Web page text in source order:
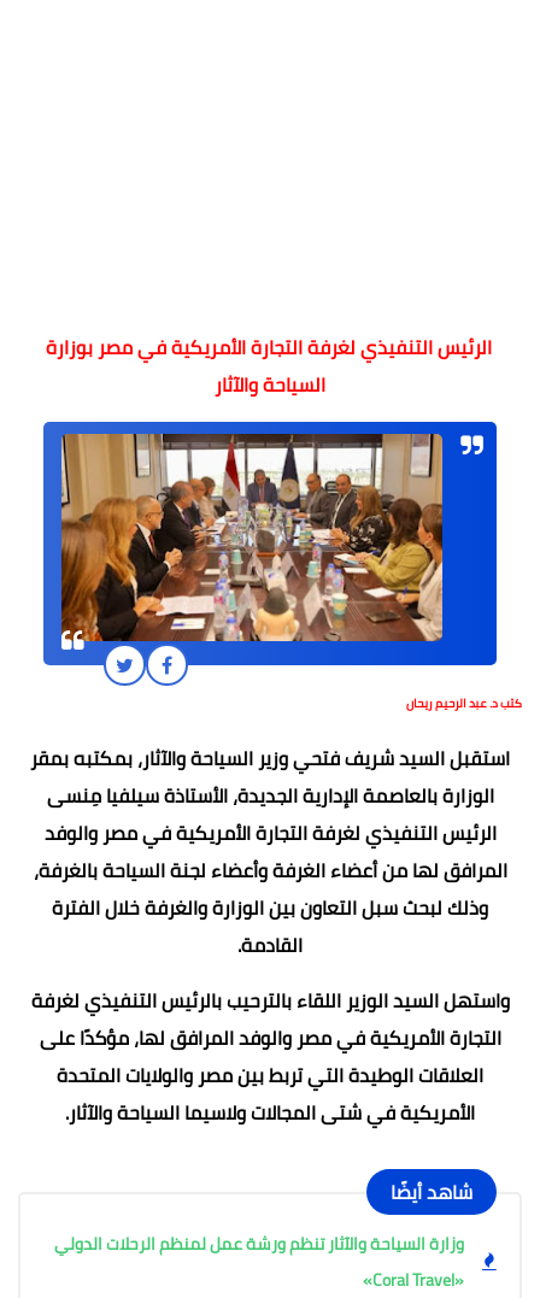
الرئيس التنفيذي لغرفة التجارة الأمريكية في مصر بوزارة
السياحة والآثار
كتب د. عبد الرحيم ريحان
استقبل السيد شريف فتحي وزير السياحة والآثار، بمكتبه بمقر
الوزارة بالعاصمة الإدارية الجديدة، الأستاذة سيلفيا مِنسى
الرئيس التنفيذي لغرفة التجارة الأمريكية في مصر والوفد
المرافق لها من أعضاء الغرفة وأعضاء لجنة السياحة بالغرفة،
وذلك لبحث سبل التعاون بين الوزارة والغرفة خلال الفترة
القادمة.
واستهل السيد الوزير اللقاء بالترحيب بالرئيس التنفيذي لغرفة
التجارة الأمريكية في مصر والوفد المرافق لها، مؤكدًا على
العلاقات الوطيدة التي تربط بين مصر والولايات المتحدة
الأمريكية في شتى المجالات ولاسيما السياحة والآثار.
شاهد أيضًا
وزارة السياحة والآثار تنظم ورشة عمل لمنظم الرحلات الدولي
«Coral Travel»